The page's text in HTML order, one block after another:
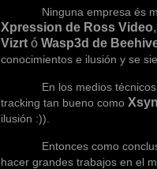
Ninguna empresa és mala
Xpression de Ross Video,
Vizrt ó Wasp3d de
conocimientos e ilusión y se
En los medios técnicos la
tracking tan bueno como
ilusión :)).
Entonces como conclusión
hacer grandes trabajos en el